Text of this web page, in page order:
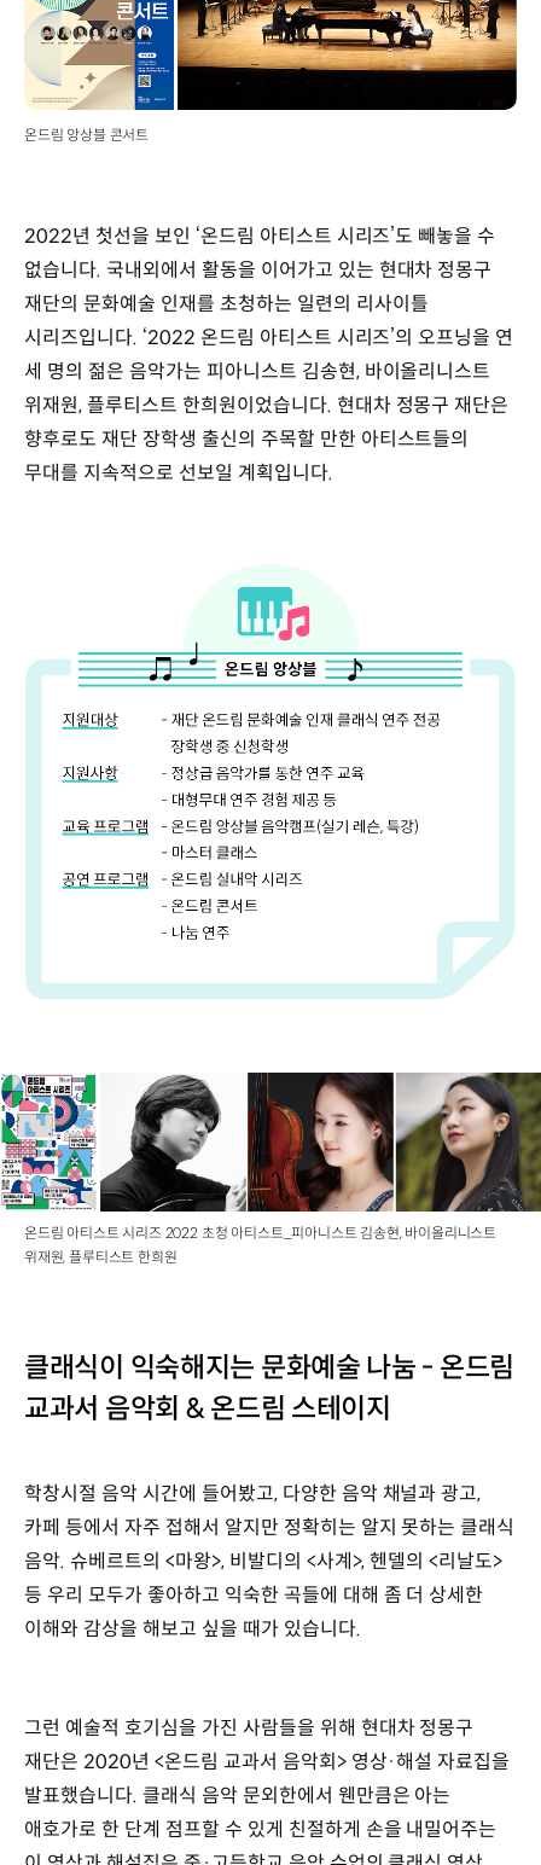
온드림 앙상블 콘서트
2022년 첫선을 보인 ‘온드림 아티스트 시리즈’도 빼놓을 수
없습니다. 국내외에서 활동을 이어가고 있는 현대차 정몽구
재단의 문화예술 인재를 초청하는 일련의 리사이틀
시리즈입니다. ‘2022 온드림 아티스트 시리즈’의 오프닝을 연
세 명의 젊은 음악가는 피아니스트 김송현, 바이올리니스트
위재원, 플루티스트 한희원이었습니다. 현대차 정몽구 재단은
향후로도 재단 장학생 출신의 주목할 만한 아티스트들의
무대를 지속적으로 선보일 계획입니다.
온드림 아티스트 시리즈 2022 초청 아티스트_피아니스트 김송현, 바이올리니스트
위재원, 플루티스트 한희원
클래식이 익숙해지는 문화예술 나눔 - 온드림
교과서 음악회 & 온드림 스테이지
학창시절 음악 시간에 들어봤고, 다양한 음악 채널과 광고,
카페 등에서 자주 접해서 알지만 정확히는 알지 못하는 클래식
음악. 슈베르트의 <마왕>, 비발디의 <사계>, 헨델의 <리날도>
등 우리 모두가 좋아하고 익숙한 곡들에 대해 좀 더 상세한
이해와 감상을 해보고 싶을 때가 있습니다.
그런 예술적 호기심을 가진 사람들을 위해 현대차 정몽구
재단은 2020년 <온드림 교과서 음악회> 영상·해설 자료집을
발표했습니다. 클래식 음악 문외한에서 웬만큼은 아는
애호가로 한 단계 점프할 수 있게 친절하게 손을 내밀어주는